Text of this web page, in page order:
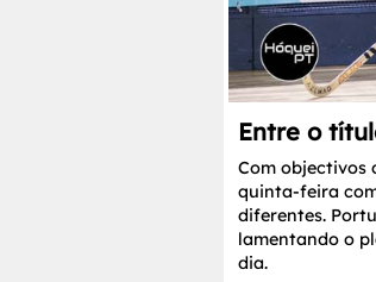
Entre o
Com objectivos
quinta-feira
diferentes.
lamentando o
dia.